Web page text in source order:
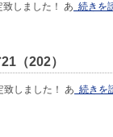
致しました！ あ 続きを
（202）
しました！ あ 続きを